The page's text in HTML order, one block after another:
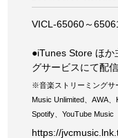
VICL-65060～
●iTunes Store ほか
グサービスにて配信
※音楽ストリーミングサ
Music Unlimited、AWA
Spotify、YouTube Music
https://